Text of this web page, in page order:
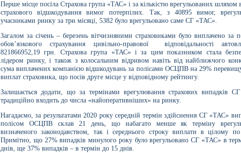
Оцінка: 10 10 05.08.2026 19:00
Оформлював сьогодні
Оцінка: 1 10 05.08.2026
Дуже дивна компанія.
Перше місце посіла Страхова група «ТАС» і за кількістю врегульованих шляхом
страхового відшкодування вимог потерпілих. Так, з 40895 вимог,
учасниками ринку за три місяці, 5382 було врегульовано саме СГ «ТАС».
Загалом за січень – березень вітчизняними страховиками було виплачено за
обов’язкового страхування цивільно-правової відповідальності
821866952,19 грн. Страхова група «ТАС» і за цим показником стала
лідером ринку, і також з колосальним відривом навіть від найближчого
сума виплачених компанією відшкодувань за полісами ОСЦПВ на 29%
виплат страховика, що посів друге місце у відповідному рейтингу.
Залишається додати, що за термінами врегулювання страхових випадків
традиційно входить до числа «найоперативніших» на ринку.
Нагадаємо, за результатами 2020 року середній термін здійснення СГ «ТАС»
полісом ОСЦПВ склав 21 день, що набагато менше як терміну
визначеного законодавством, так і середнього строку виплати в цілому
Примітно, що 27% випадків минулого року було врегульовано СГ «ТАС» в
днів, ще 37% випадків – в термін до 15 днів.